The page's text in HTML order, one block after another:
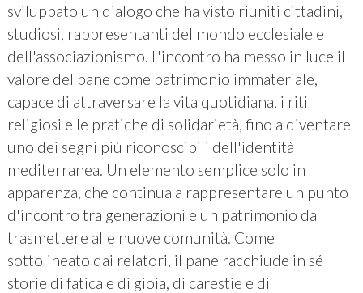
sviluppato un dialogo che ha visto riuniti cittadini,
studiosi, rappresentanti del mondo ecclesiale e
dell'associazionismo. L'incontro ha messo in luce il
valore del pane come patrimonio immateriale,
capace di attraversare la vita quotidiana, i riti
religiosi e le pratiche di solidarietà, fino a diventare
uno dei segni più riconoscibili dell'identità
mediterranea. Un elemento semplice solo in
apparenza, che continua a rappresentare un punto
d'incontro tra generazioni e un patrimonio da
trasmettere alle nuove comunità. Come
sottolineato dai relatori, il pane racchiude in sé
storie di fatica e di gioia, di carestie e di